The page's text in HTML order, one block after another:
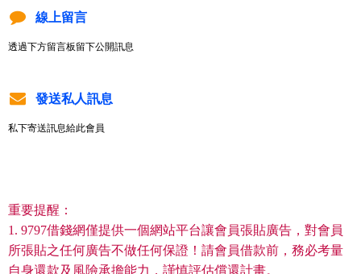
線上留言
透過下方留言板留下公開訊息
發送私人訊息
私下寄送訊息給此會員
重要提醒：
1. 9797借錢網僅提供一個網站平台讓會員張貼廣告，對會員
所張貼之任何廣告不做任何保證！請會員借款前，務必考量
自身還款及風險承擔能力，謹慎評估償還計畫。